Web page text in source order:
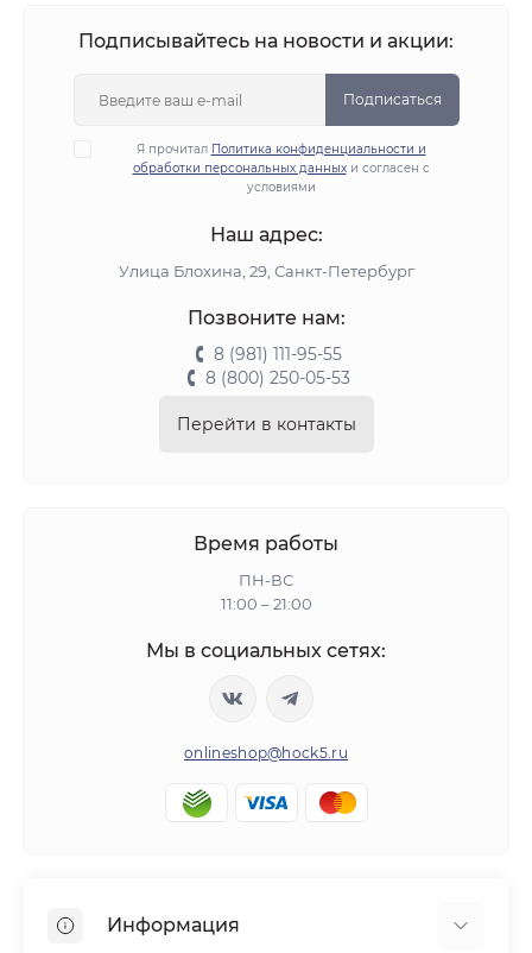
Подписывайтесь на новости и акции:
Подписаться
Я прочитал Политика конфиденциальности и
обработки персональных данныхи согласен с
условиями
Наш адрес:
Улица Блохина, 29, Санкт-Петербург
Позвоните нам:
8 (981) 111-95-55
8 (800) 250-05-53
Перейти в контакты
Время работы
ПН-ВС
11:00 – 21:00
Мы в социальных сетях:
onlineshop@hock5.ru
Информация